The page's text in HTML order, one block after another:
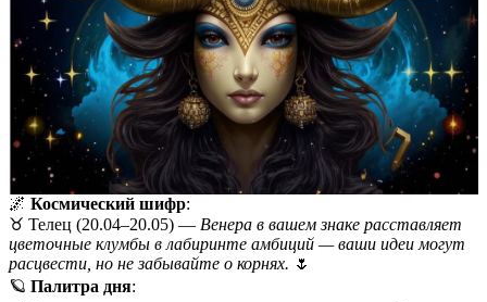
🌌 Космический шифр:
♉️ Телец (20.04–20.05) — Венера в вашем знаке расставляет
цветочные клумбы в лабиринте амбиций — ваши идеи могут
расцвести, но не забывайте о корнях. 🌷
🪐 Палитра дня: